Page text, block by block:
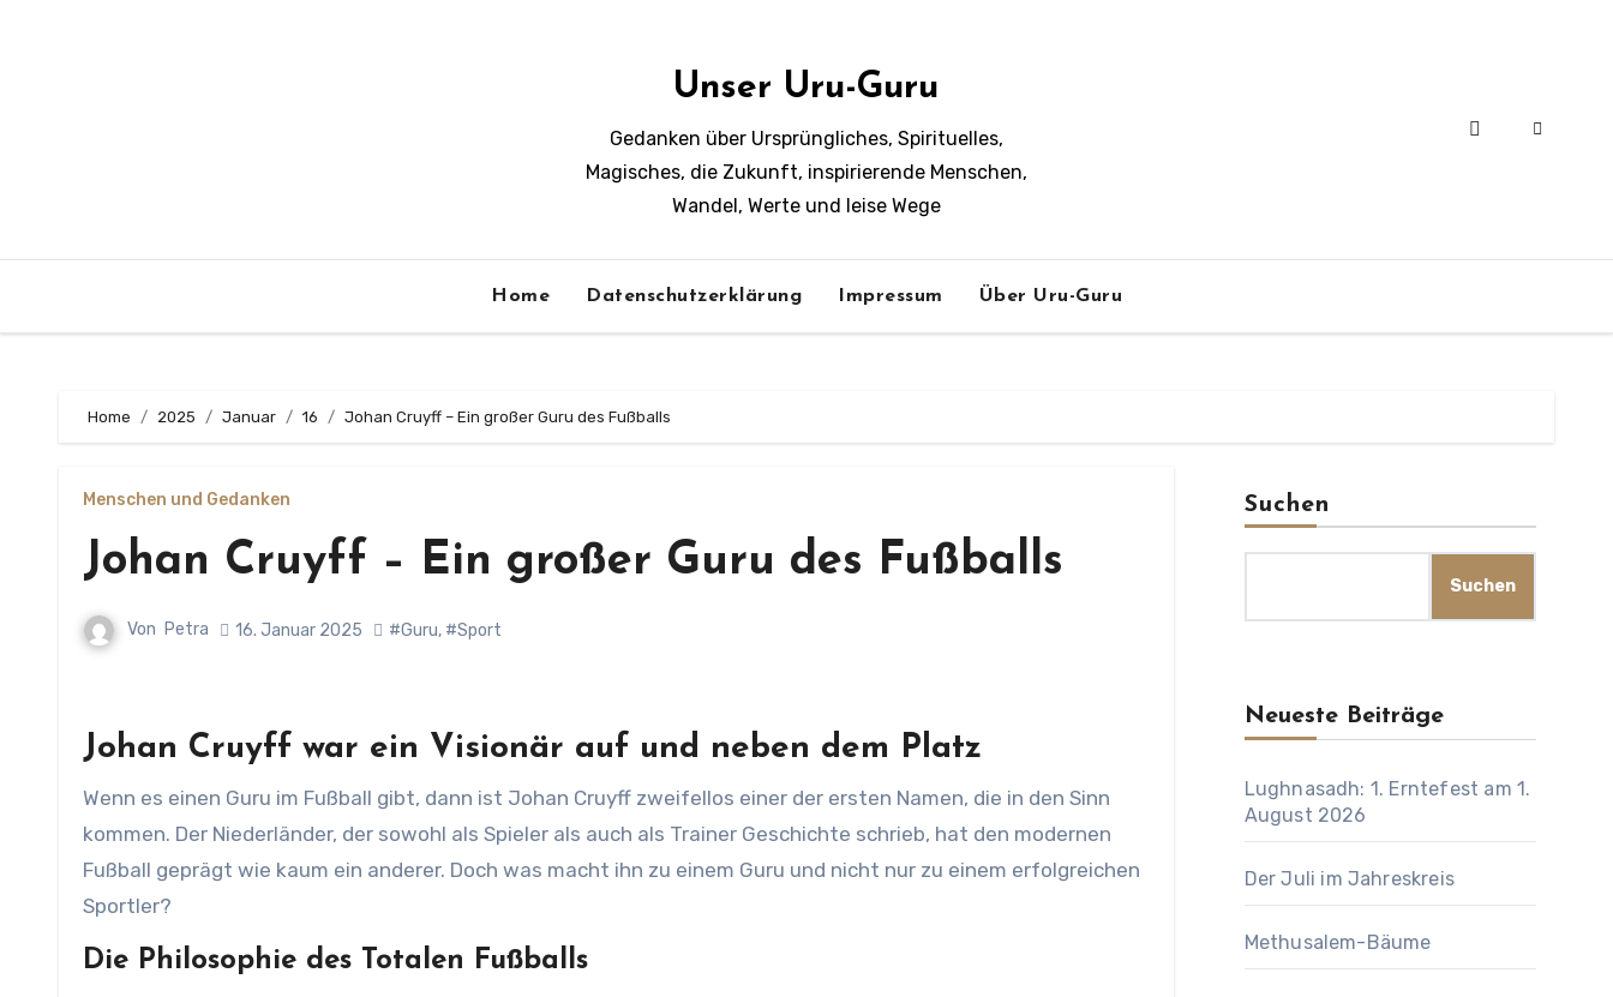
Unser Uru-Guru
Gedanken über Ursprüngliches, Spirituelles,
Magisches, die Zukunft, inspirierende Menschen,
Wandel, Werte und leise Wege
Home Datenschutzerklärung Impressum Über Uru-Guru
Home 2025 Januar 16 Johan Cruyff – Ein großer Guru des Fußballs
Menschen und Gedanken
Johan Cruyff – Ein großer Guru des Fußballs
Von Petra 16. Januar 2025 #Guru, #Sport
Johan Cruyff war ein Visionär auf und neben dem Platz
Wenn es einen Guru im Fußball gibt, dann ist Johan Cruyff zweifellos einer der ersten Namen, die in den Sinn
kommen. Der Niederländer, der sowohl als Spieler als auch als Trainer Geschichte schrieb, hat den modernen
Fußball geprägt wie kaum ein anderer. Doch was macht ihn zu einem Guru und nicht nur zu einem erfolgreichen
Sportler?
Die Philosophie des Totalen Fußballs
Suchen
Suchen
Neueste Beiträge
Lughnasadh: 1. Erntefest am 1.
August 2026
Der Juli im Jahreskreis
Methusalem-Bäume